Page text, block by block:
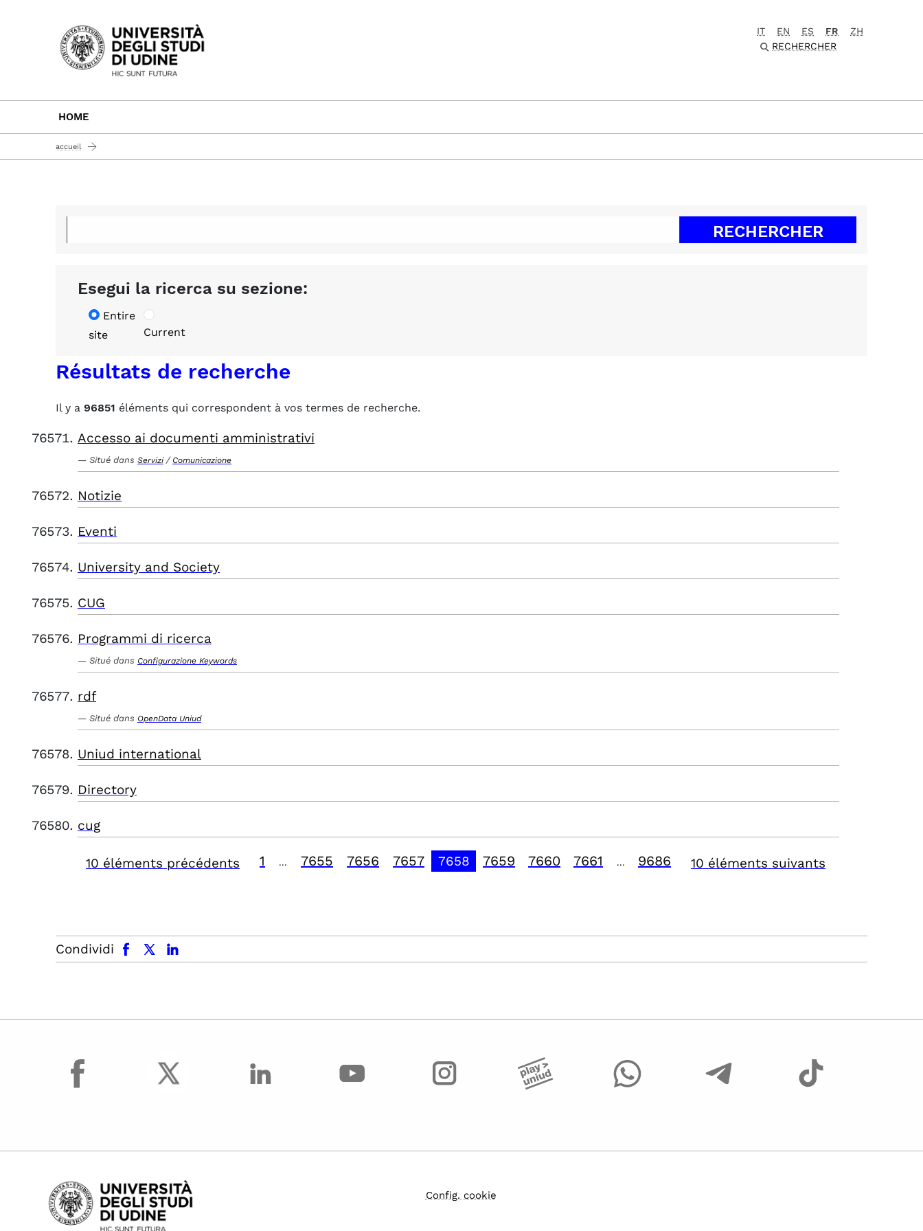
Passa al contenuto principale
IT EN ES FR
ZH
RECHERCHER
HOME
accueil
Esegui la ricerca su sezione:
Entire
site
Current
Résultats de recherche
Il y a 96851 éléments qui correspondent à vos termes de recherche.
Accesso ai documenti amministrativi
Situé dans Servizi / Comunicazione
Notizie
Eventi
University and Society
CUG
Programmi di ricerca
Situé dans Configurazione Keywords
rdf
Situé dans OpenData Uniud
Uniud international
Directory
cug
10 éléments précédents 1 7655 7656 7657 7658 7659 7660 7661 9686 10 éléments suivants
Condividi
facebook x.com linkedin
facebook
Config. cookie